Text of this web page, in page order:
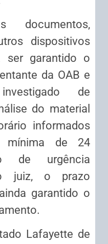
documentos,
dispositivos
ser garantido o
da OAB e
de
do material
informados
mínima de 24
de urgência
juiz, o prazo
garantido o
Lafayette de